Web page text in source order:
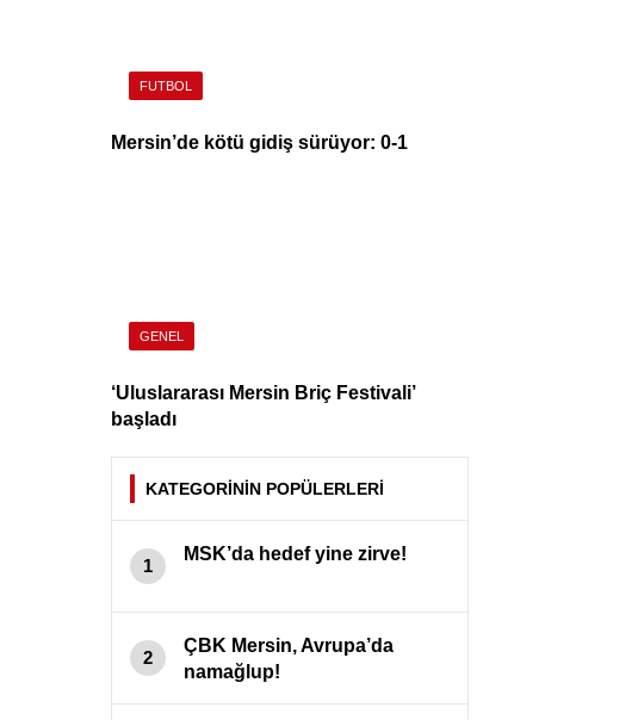
FUTBOL
Mersin’de kötü gidiş sürüyor: 0-1
GENEL
‘Uluslararası Mersin Briç Festivali’
başladı
KATEGORİNİN POPÜLERLERİ
1
MSK’da hedef yine zirve!
2
ÇBK Mersin, Avrupa’da
namağlup!